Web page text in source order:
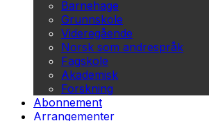
Barnehage
Grunnskole
Videregående
Norsk som andrespråk
Fagskole
Akademisk
Forskning
Abonnement
Arrangementer